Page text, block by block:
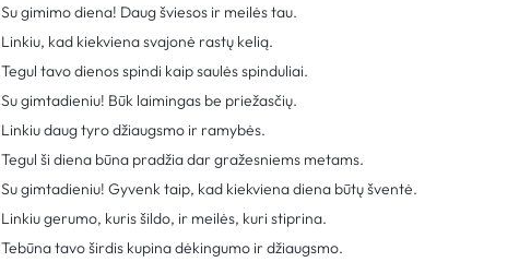
Su gimimo diena! Daug šviesos ir meilės tau.
Linkiu, kad kiekviena svajonė rastų kelią.
Tegul tavo dienos spindi kaip saulės spinduliai.
Su gimtadieniu! Būk laimingas be priežasčių.
Linkiu daug tyro džiaugsmo ir ramybės.
Tegul ši diena būna pradžia dar gražesniems metams.
Su gimtadieniu! Gyvenk taip, kad kiekviena diena būtų šventė.
Linkiu gerumo, kuris šildo, ir meilės, kuri stiprina.
Tebūna tavo širdis kupina dėkingumo ir džiaugsmo.